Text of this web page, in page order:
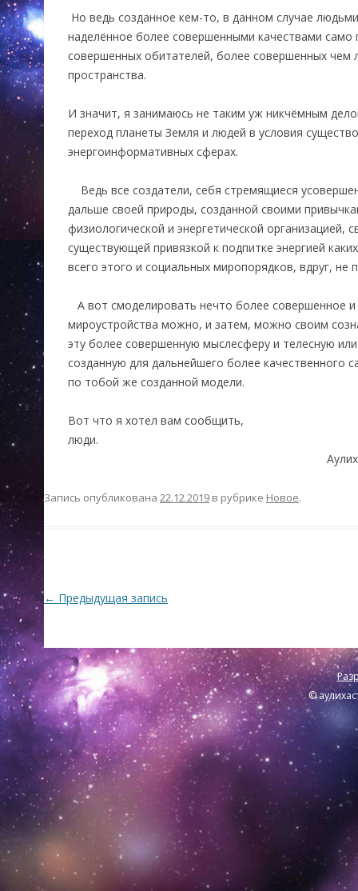
Но ведь созданное кем-то, в данном случае
наделённое более совершенными качествами само
совершенных обитателей, более совершенных чем
пространства.
И значит, я занимаюсь не таким уж никчёмным
переход планеты Земля и людей в условия
энергоинформативных сферах.
Ведь все создатели, себя стремящиеся
дальше своей природы, созданной своими
физиологической и энергетической организацией,
существующей привязкой к подпитке энергией
всего этого и социальных миропорядков, вдруг, не
А вот смоделировать нечто более совершенное
мироустройства можно, и затем, можно своим
эту более совершенную мыслесферу и телесную
созданную для дальнейшего более качественного
по тобой же созданной модели.
Вот что я хотел вам сообщить,
Аулихастр-
Запись опубликована 22.12.2019 в рубрике Новое.
Навигация по записям
← Предыдущая запись
©